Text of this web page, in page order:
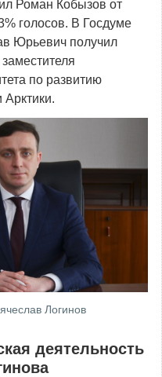
Роман Кобызов от
голосов. В Госдуме
Юрьевич получил
по развитию
Арктики.
Логинов
деятельность